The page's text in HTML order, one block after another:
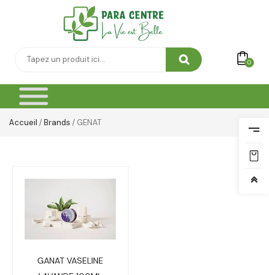
0
Accueil /Brands / GENAT
GANAT VASELINE